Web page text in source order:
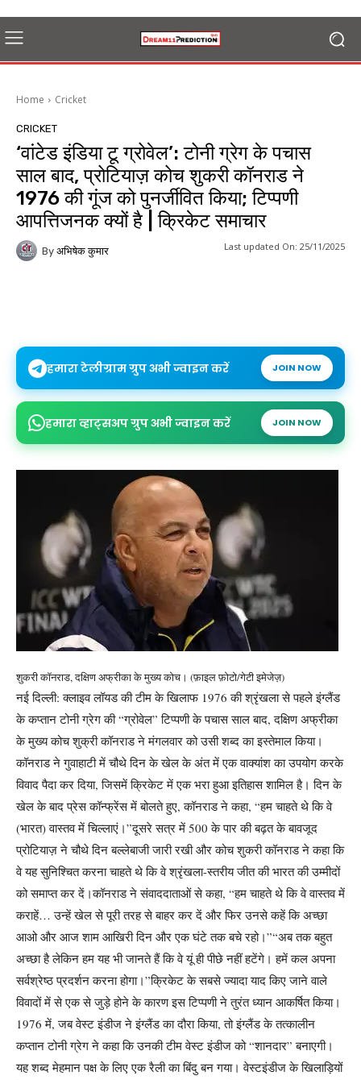
Home Cricket
CRICKET
‘वांटेड इंडिया टू ग्रोवेल’: टोनी ग्रेग के पचास
साल बाद, प्रोटियाज़ कोच शुकरी कॉनराड ने
1976 की गूंज को पुनर्जीवित किया; टिप्पणी
आपत्तिजनक क्यों है | क्रिकेट समाचार
By अभिषेक कुमार Last updated On: 25/11/2025
हमारा टेलीग्राम ग्रुप अभी ज्वाइन करें JOIN NOW
हमारा व्हाट्सअप ग्रुप अभी ज्वाइन करें JOIN NOW
शुकरी कॉनराड, दक्षिण अफ्रीका के मुख्य कोच। (फ़ाइल फ़ोटो/गेटी इमेजेज़)
नई दिल्ली: क्लाइव लॉयड की टीम के खिलाफ 1976 की श्रृंखला से पहले इंग्लैंड
के कप्तान टोनी ग्रेग की “ग्रोवेल” टिप्पणी के पचास साल बाद, दक्षिण अफ्रीका
के मुख्य कोच शुक्री कॉनराड ने मंगलवार को उसी शब्द का इस्तेमाल किया।
कॉनराड ने गुवाहाटी में चौथे दिन के खेल के अंत में एक वाक्यांश का उपयोग करके
विवाद पैदा कर दिया, जिसमें क्रिकेट में एक भरा हुआ इतिहास शामिल है। दिन के
खेल के बाद प्रेस कॉन्फ्रेंस में बोलते हुए, कॉनराड ने कहा, “हम चाहते थे कि वे
(भारत) वास्तव में चिल्लाएं।”दूसरे सत्र में 500 के पार की बढ़त के बावजूद
प्रोटियाज़ ने चौथे दिन बल्लेबाजी जारी रखी और कोच शुकरी कॉनराड ने कहा कि
वे यह सुनिश्चित करना चाहते थे कि वे श्रृंखला-स्तरीय जीत की भारत की उम्मीदों
को समाप्त कर दें।कॉनराड ने संवाददाताओं से कहा, “हम चाहते थे कि वे वास्तव में
कराहें… उन्हें खेल से पूरी तरह से बाहर कर दें और फिर उनसे कहें कि अच्छा
आओ और आज शाम आखिरी दिन और एक घंटे तक बचे रहो।”“अब तक बहुत
अच्छा है लेकिन हम यह भी जानते हैं कि वे यूं ही पीछे नहीं हटेंगे। हमें कल अपना
सर्वश्रेष्ठ प्रदर्शन करना होगा।”क्रिकेट के सबसे ज्यादा याद किए जाने वाले
विवादों में से एक से जुड़े होने के कारण इस टिप्पणी ने तुरंत ध्यान आकर्षित किया।
1976 में, जब वेस्ट इंडीज ने इंग्लैंड का दौरा किया, तो इंग्लैंड के तत्कालीन
कप्तान टोनी ग्रेग ने कहा कि उनकी टीम वेस्ट इंडीज को “शानदार” बनाएगी।
यह शब्द मेहमान पक्ष के लिए एक रैली का बिंदु बन गया। वेस्टइंडीज के खिलाड़ियों